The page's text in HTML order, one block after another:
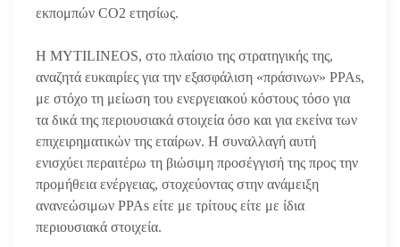
εκπομπών CO2 ετησίως.
Η MYTILINEOS, στο πλαίσιο της στρατηγικής της,
αναζητά ευκαιρίες για την εξασφάλιση «πράσινων» PPAs,
με στόχο τη μείωση του ενεργειακού κόστους τόσο για
τα δικά της περιουσιακά στοιχεία όσο και για εκείνα των
επιχειρηματικών της εταίρων. Η συναλλαγή αυτή
ενισχύει περαιτέρω τη βιώσιμη προσέγγισή της προς την
προμήθεια ενέργειας, στοχεύοντας στην ανάμειξη
ανανεώσιμων PPAs είτε με τρίτους είτε με ίδια
περιουσιακά στοιχεία.